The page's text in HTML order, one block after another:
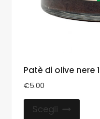
Patè di olive nere
€5.00
Scegli